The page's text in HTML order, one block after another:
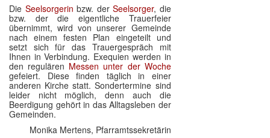
Die Seelsorgerin bzw. derSeelsorger, die
bzw. der die eigentliche Trauerfeier
übernimmt, wird von unserer Gemeinde
nach einem festen Plan eingeteilt und
setzt sich für das Trauergespräch mit
Ihnen in Verbindung. Exequien werden in
den regulären Messen unter der Woche
gefeiert. Diese finden täglich in einer
anderen Kirche statt. Sondertermine sind
leider nicht möglich, denn auch die
Beerdigung gehört in das Alltagsleben der
Gemeinden.
Monika Mertens, Pfarramtssekretärin